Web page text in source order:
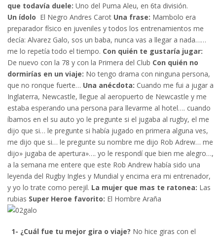
que todavía duele: Uno del Puma Aleu, en 6ta división.
Un ídolo El Negro Andres Carot Una frase: Mambolo era
preparador físico en juveniles y todos los entrenamientos me
decía: Alvarez Galo, sos un baba, nunca vas a llegar a nada……
me lo repetía todo el tiempo. Con quién te gustaría jugar:
De nuevo con la 78 y con la Primera del Club Con quién no
dormirías en un viaje: No tengo drama con ninguna persona,
que no ronque fuerte… Una anécdota: Cuando me fui a jugar a
Inglaterra, Newcastle, llegue al aeropuerto de Newcastle y me
estaba esperando una persona para llevarme al hotel…. cuando
íbamos en el su auto yo le pregunte si el jugaba al rugby, el me
dijo que si… le pregunte si había jugado en primera alguna ves,
me dijo que si… le pregunte su nombre me dijo Rob Adrew… me
dijo» jugaba de apertura»…. yo le respondí que bien me alegro…,
a la semana me entere que este Rob Andrew había sido una
leyenda del Rugby Ingles y Mundial y encima era mi entrenador,
y yo lo trate como perejil. La mujer que mas te ratonea: Las
rubias Super Heroe favorito: El Hombre Araña
1- ¿Cuál fue tu mejor gira o viaje? No hice giras con el